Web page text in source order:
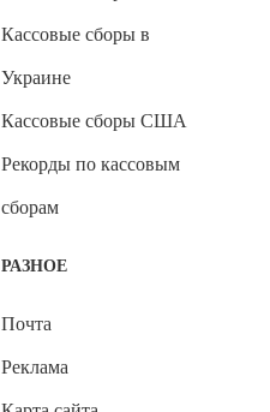
Кассовые сборы в
Украине
Кассовые сборы США
Рекорды по кассовым
сборам
РАЗНОЕ
Почта
Реклама